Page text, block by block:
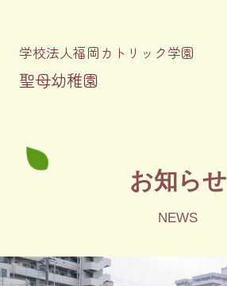
学校法人福岡カトリック学園
聖母幼稚園
園の特徴
入園案内
お知らせ
NEWS